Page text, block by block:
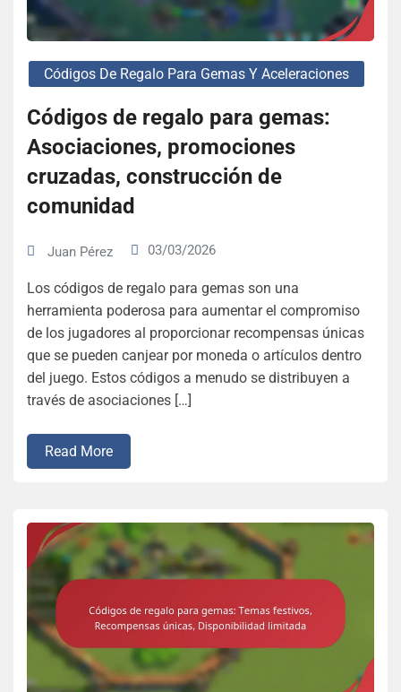
Códigos De Regalo Para Gemas Y Aceleraciones
Códigos de regalo para gemas:
Asociaciones, promociones
cruzadas, construcción de
comunidad
Juan Pérez 03/03/2026
Los códigos de regalo para gemas son una
herramienta poderosa para aumentar el compromiso
de los jugadores al proporcionar recompensas únicas
que se pueden canjear por moneda o artículos dentro
del juego. Estos códigos a menudo se distribuyen a
través de asociaciones […]
Read More